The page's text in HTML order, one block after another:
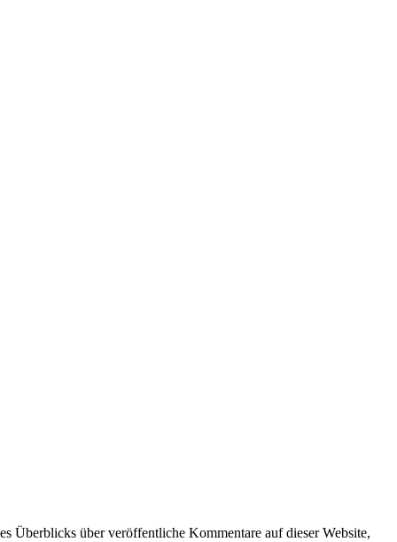
Überblicks über veröffentliche Kommentare auf dieser Website,